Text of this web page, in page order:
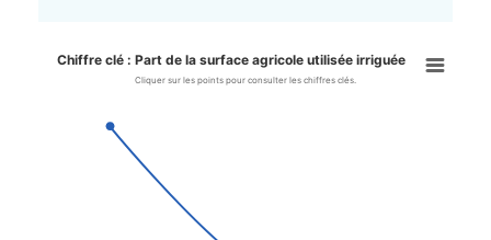
Chiffre clé : Part de la
Line chart with 3 data points.
Cliquer sur les points pour consulter les chiffres clés.
View as data table, Chiffre clé : Part de la surface agricole
The chart has 1 X axis displaying categories.
The chart has 1 Y axis displaying values. Data ranges from 5 to
Chiffre clé : Part de la surface agricole utilisée irriguée
Cliquer sur les points pour consulter les chiffres clés.